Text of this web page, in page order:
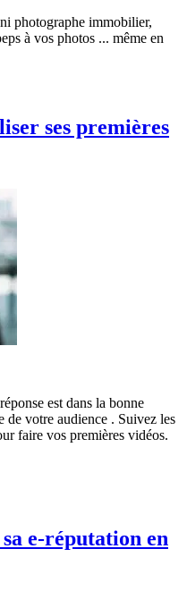
photographe immobilier,
à vos photos ... même en
ses premières
est dans la bonne
de votre audience . Suivez les
faire vos premières vidéos.
e-réputation en